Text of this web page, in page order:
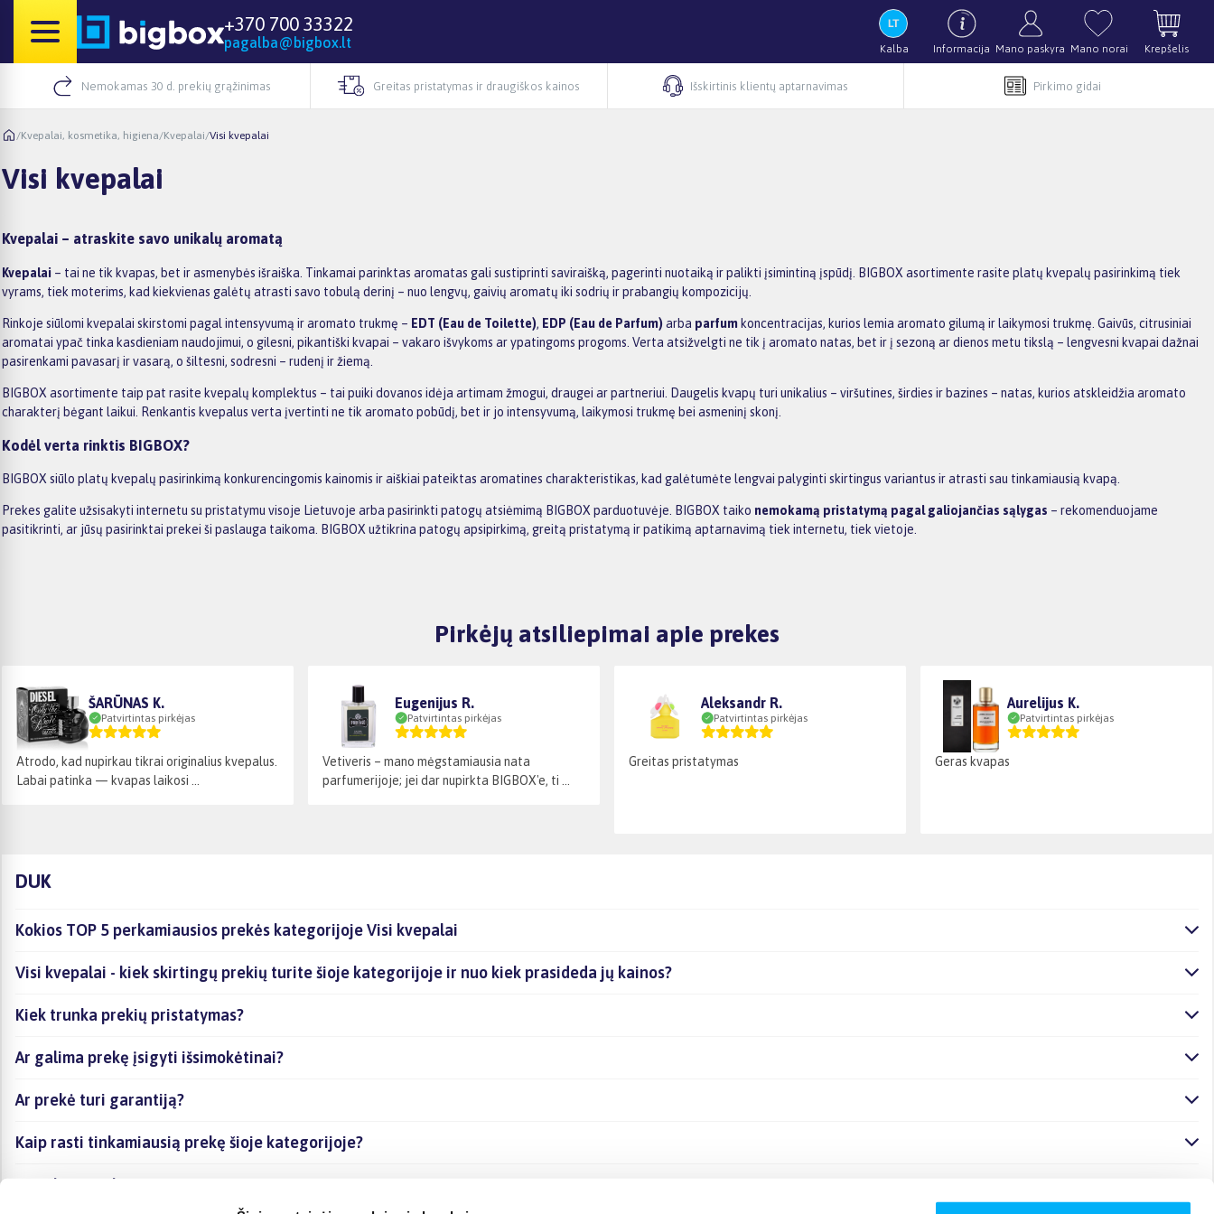
+370 700 33322
pagalba@bigbox.lt Kalba Informacija Mano paskyra Mano norai Krepšelis
Nemokamas 30 d. prekių grąžinimas Greitas pristatymas ir draugiškos kainos Išskirtinis klientų aptarnavimas Pirkimo gidai
/Kvepalai, kosmetika, higiena/Kvepalai/Visi kvepalai
Visi kvepalai
Kvepalai – atraskite savo unikalų aromatą
Kvepalai – tai ne tik kvapas, bet ir asmenybės išraiška. Tinkamai parinktas aromatas gali sustiprinti saviraišką, pagerinti nuotaiką ir palikti įsimintiną įspūdį. BIGBOX asortimente rasite platų kvepalų pasirinkimą tiek
vyrams, tiek moterims, kad kiekvienas galėtų atrasti savo tobulą derinį – nuo lengvų, gaivių aromatų iki sodrių ir prabangių kompozicijų.
Rinkoje siūlomi kvepalai skirstomi pagal intensyvumą ir aromato trukmę – EDT (Eau de Toilette), EDP (Eau de Parfum)arba parfum koncentracijas, kurios lemia aromato gilumą ir laikymosi trukmę. Gaivūs, citrusiniai
aromatai ypač tinka kasdieniam naudojimui, o gilesni, pikantiški kvapai – vakaro išvykoms ar ypatingoms progoms. Verta atsižvelgti ne tik į aromato natas, bet ir į sezoną ar dienos metu tikslą – lengvesni kvapai dažnai
pasirenkami pavasarį ir vasarą, o šiltesni, sodresni – rudenį ir žiemą.
BIGBOX asortimente taip pat rasite kvepalų komplektus – tai puiki dovanos idėja artimam žmogui, draugei ar partneriui. Daugelis kvapų turi unikalius – viršutines, širdies ir bazines – natas, kurios atskleidžia aromato
charakterį bėgant laikui. Renkantis kvepalus verta įvertinti ne tik aromato pobūdį, bet ir jo intensyvumą, laikymosi trukmę bei asmeninį skonį.
Kodėl verta rinktis BIGBOX?
BIGBOX siūlo platų kvepalų pasirinkimą konkurencingomis kainomis ir aiškiai pateiktas aromatines charakteristikas, kad galėtumėte lengvai palyginti skirtingus variantus ir atrasti sau tinkamiausią kvapą.
Prekes galite užsisakyti internetu su pristatymu visoje Lietuvoje arba pasirinkti patogų atsiėmimą BIGBOX parduotuvėje. BIGBOX taiko nemokamą pristatymą pagal galiojančias sąlygas – rekomenduojame
pasitikrinti, ar jūsų pasirinktai prekei ši paslauga taikoma. BIGBOX užtikrina patogų apsipirkimą, greitą pristatymą ir patikimą aptarnavimą tiek internetu, tiek vietoje.
Pirkėjų atsiliepimai apie prekes
ŠARŪNAS K.
Patvirtintas pirkėjas
Atrodo, kad nupirkau tikrai originalius kvepalus.
Labai patinka — kvapas laikosi ...
Eugenijus R.
Patvirtintas pirkėjas
Vetiveris – mano mėgstamiausia nata
parfumerijoje; jei dar nupirkta BIGBOX'e, ti ...
Aleksandr R.
Patvirtintas pirkėjas
Greitas pristatymas
Aurelijus K.
Patvirtintas pirkėjas
Geras kvapas
DUK
Kokios TOP 5 perkamiausios prekės kategorijoje Visi kvepalai
Visi kvepalai - kiek skirtingų prekių turite šioje kategorijoje ir nuo kiek prasideda jų kainos?
Kiek trunka prekių pristatymas?
Ar galima prekę įsigyti išsimokėtinai?
Ar prekė turi garantiją?
Kaip rasti tinkamiausią prekę šioje kategorijoje?
Ar galima prekę atsiimti vietoje?